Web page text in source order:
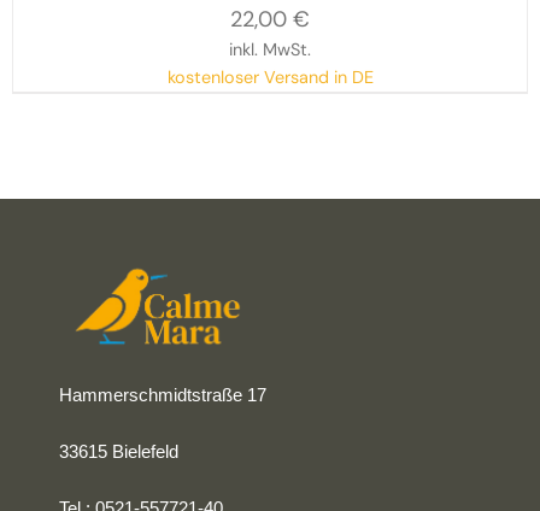
22,00 €
inkl. MwSt.
kostenloser Versand in DE
Hammerschmidtstraße 17
33615 Bielefeld